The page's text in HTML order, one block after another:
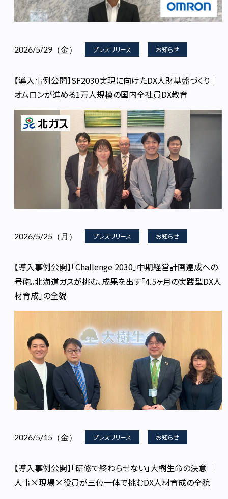
2026/5/29（金） プレスリリース お知らせ
【導入事例公開】SF2030実現に向けたDX人財基盤づくり｜
オムロンが進める1万人規模の国内全社員DX教育
2026/5/25（月） プレスリリース お知らせ
【導入事例公開】「Challenge 2030」中期経営計画達成への
号砲。北海道ガスが挑む、成果を出す「4.5ヶ月の実践型DX人
材育成」の全貌
2026/5/15（金） プレスリリース お知らせ
【導入事例公開】「研修で終わらせない」大樹生命の決意 │
人事×現場×役員が三位一体で挑むDX人材育成の全貌